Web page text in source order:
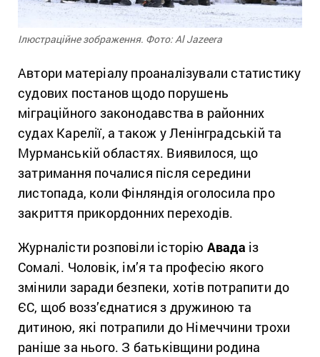
Ілюстраційне зображення. Фото: Al Jazeera
Автори матеріалу проаналізували статистику
судових постанов щодо порушень
міграційного законодавства в районних
судах Карелії, а також у Ленінградській та
Мурманській областях. Виявилося, що
затримання почалися після середини
листопада, коли Фінляндія оголосила про
закриття прикордонних переходів.
Журналісти розповіли історію Авада із
Сомалі. Чоловік, ім’я та професію якого
змінили заради безпеки, хотів потрапити до
ЄС, щоб возз’єднатися з дружиною та
дитиною, які потрапили до Німеччини трохи
раніше за нього. З батьківщини родина